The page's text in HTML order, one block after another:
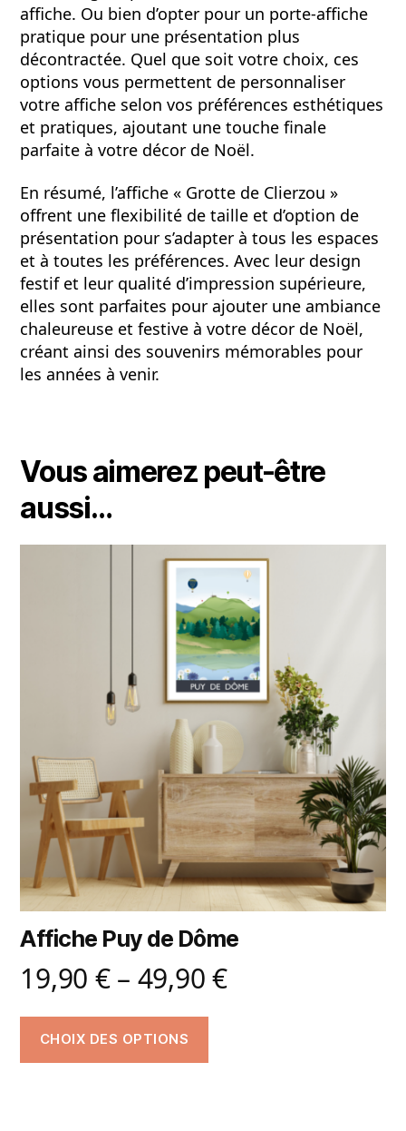
affiche. Ou bien d’opter pour un porte-affiche
pratique pour une présentation plus
décontractée. Quel que soit votre choix, ces
options vous permettent de personnaliser
votre affiche selon vos préférences esthétiques
et pratiques, ajoutant une touche finale
parfaite à votre décor de Noël.
En résumé, l’affiche « Grotte de Clierzou »
offrent une flexibilité de taille et d’option de
présentation pour s’adapter à tous les espaces
et à toutes les préférences. Avec leur design
festif et leur qualité d’impression supérieure,
elles sont parfaites pour ajouter une ambiance
chaleureuse et festive à votre décor de Noël,
créant ainsi des souvenirs mémorables pour
les années à venir.
Vous aimerez peut-être
aussi…
Affiche Puy de Dôme
19,90 €– 49,90€
CHOIX DES OPTIONS